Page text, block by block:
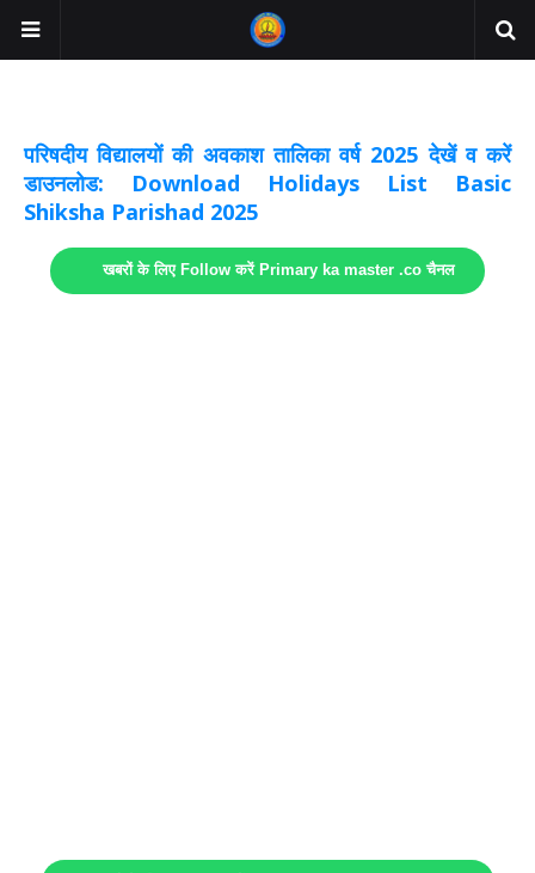
परिषदीय विद्यालयों की अवकाश तालिका वर्ष 2025 देखें व करें
डाउनलोड: Download Holidays List Basic
Shiksha Parishad 2025
खबरों के लिए Follow करें Primary ka master .co चैनल